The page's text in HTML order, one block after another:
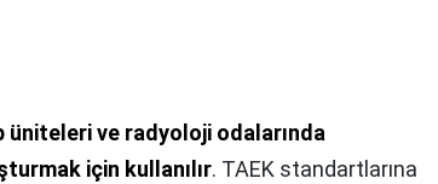
üniteleri ve radyoloji odalarında
için kullanılır. TAEK standartlarına